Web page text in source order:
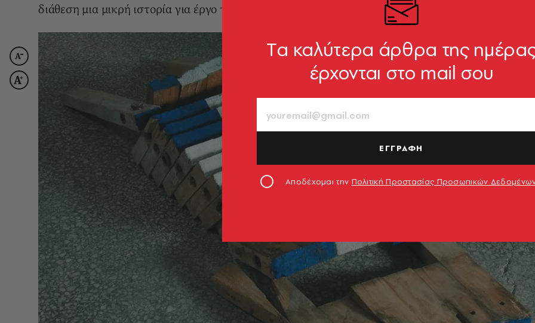
διάθεση μια μικρή ιστορία για έργο του
Tα καλύτερα άρθρα της
έρχονται στο mail σου
ΕΓΓΡΑΦΗ
Αποδέχομαι την Πολιτική Προστασίας Προσωπικών